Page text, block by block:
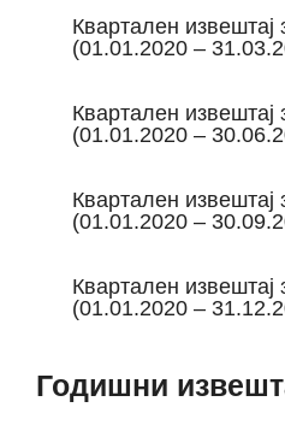
Квартален извештај
(01.01.2020 –
Квартален извештај
(01.01.2020 –
Квартален извештај
(01.01.2020 –
Квартален извештај
(01.01.2020 –
Годишни